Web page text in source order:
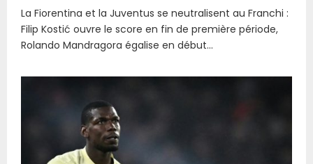
La Fiorentina et la Juventus se neutralisent au Franchi :
Filip Kostić ouvre le score en fin de première période,
Rolando Mandragora égalise en début...